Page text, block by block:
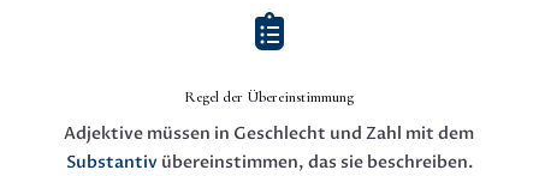

Regel der Übereinstimmung
Adjektive müssen in Geschlecht und Zahl mit dem
Substantiv übereinstimmen, das sie beschreiben.